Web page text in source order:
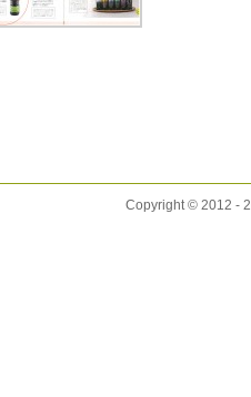
Copyright © 2012 -